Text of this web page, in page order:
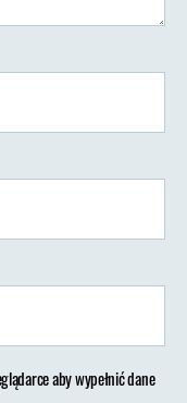
aby wypełnić dane